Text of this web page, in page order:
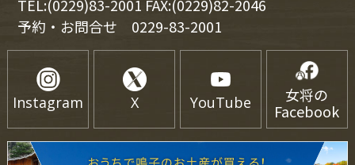
TEL:(0229)83-2001 FAX:(0229)82-2046
予約・お問合せ 0229-83-2001
Instagram X YouTube
女将の
Facebook